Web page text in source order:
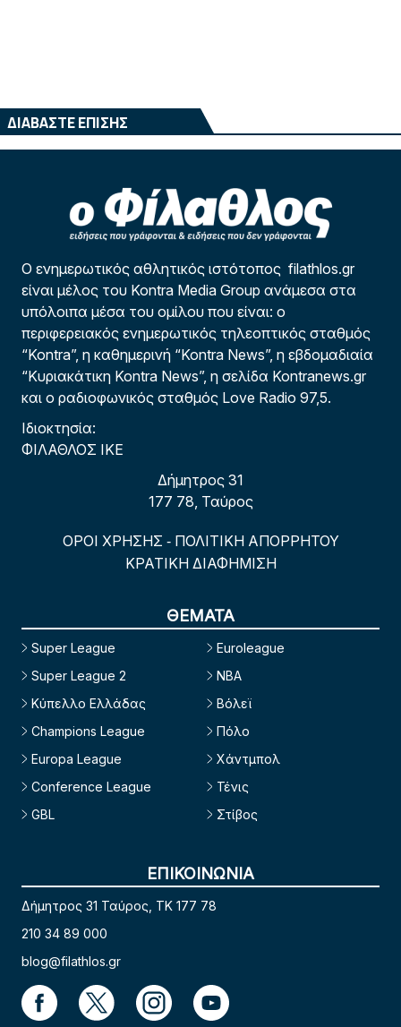
ΔΙΑΒΑΣΤΕ ΕΠΙΣΗΣ
Ο ενημερωτικός αθλητικός ιστότοπος filathlos.gr
είναι μέλος του Kontra Media Group ανάμεσα στα
υπόλοιπα μέσα του ομίλου που είναι: ο
περιφερειακός ενημερωτικός τηλεοπτικός σταθμός
“Kontra”, η καθημερινή “Kontra News”, η εβδομαδιαία
“Κυριακάτικη Kontra News”, η σελίδα Kontranews.gr
και ο ραδιοφωνικός σταθμός Love Radio 97,5.
Ιδιοκτησία:
ΦΙΛΑΘΛΟΣ ΙΚΕ
Δήμητρος 31
177 78, Ταύρος
ΟΡΟΙ ΧΡΗΣΗΣ - ΠΟΛΙΤΙΚΗ ΑΠΟΡΡΗΤΟΥ
ΚΡΑΤΙΚΗ ΔΙΑΦΗΜΙΣΗ
ΘΕΜΑΤΑ
Super League
Super League 2
Κύπελλο Ελλάδας
Champions League
Europa League
Conference League
GBL
Euroleague
NBA
Βόλεϊ
Πόλο
Χάντμπολ
Τένις
Στίβος
ΕΠΙΚΟΙΝΩΝΙΑ
Δήμητρος 31 Ταύρος, TK 177 78
210 34 89 000
blog@filathlos.gr